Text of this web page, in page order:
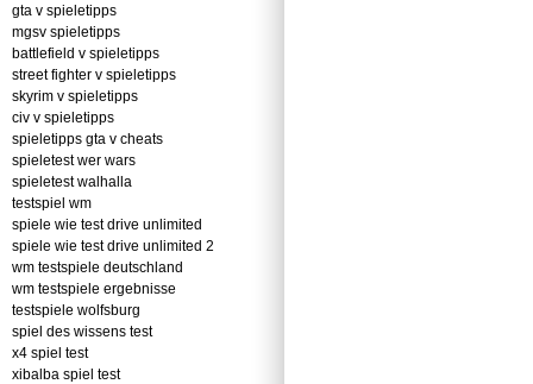
gta v spieletipps
mgsv spieletipps
battlefield v spieletipps
street fighter v spieletipps
skyrim v spieletipps
civ v spieletipps
spieletipps gta v cheats
spieletest wer wars
spieletest walhalla
testspiel wm
spiele wie test drive unlimited
spiele wie test drive unlimited 2
wm testspiele deutschland
wm testspiele ergebnisse
testspiele wolfsburg
spiel des wissens test
x4 spiel test
xibalba spiel test